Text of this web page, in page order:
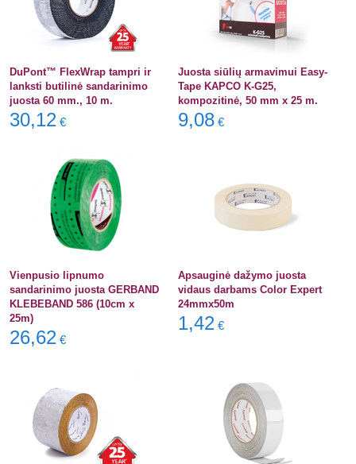
DuPont™ FlexWrap tampri ir
lanksti butilinė sandarinimo
juosta 60 mm., 10 m.
30,12 €
Juosta siūlių armavimui Easy-
Tape KAPCO K-G25,
kompozitinė, 50 mm x 25 m.
9,08 €
Vienpusio lipnumo
sandarinimo juosta GERBAND
KLEBEBAND 586 (10cm x
25m)
26,62 €
Apsauginė dažymo juosta
vidaus darbams Color Expert
24mmx50m
1,42 €